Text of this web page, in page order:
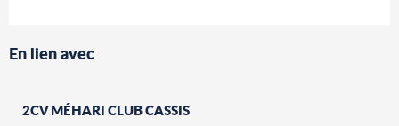
En lien avec
2CV MÉHARI CLUB CASSIS